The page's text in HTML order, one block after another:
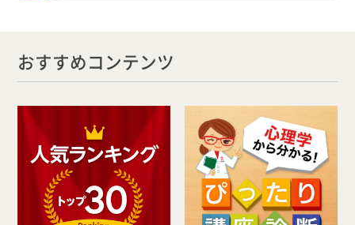
おすすめコンテンツ